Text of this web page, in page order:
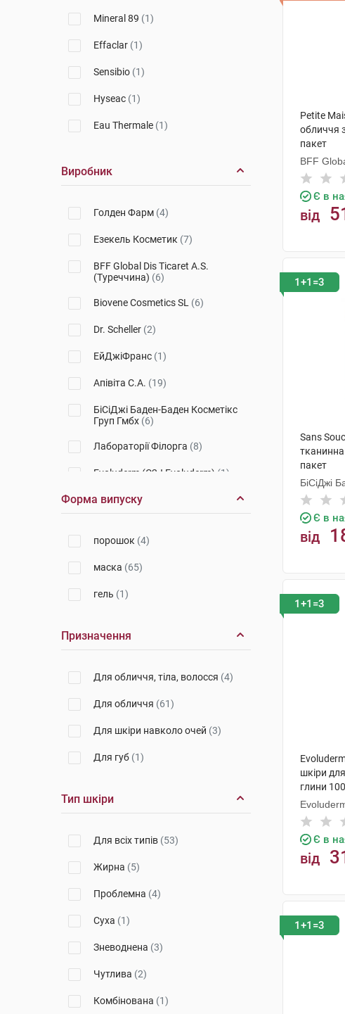
Mineral 89 (1)
Effaclar (1)
Sensibio (1)
Hyseac (1)
Eau Thermale (1)
The Originals
Meso-Mask (1)
Виробник
Голден Фарм (4)
Езекель Косметик (7)
BFF Global Dis Ticaret A.S.
(Туреччина) (6)
Biovene Cosmetics SL (6)
Dr. Scheller (2)
ЕйДжіФранс (1)
Апівіта С.А. (19)
БіСіДжі Баден-Баден Косметікс
Груп Гмбх (6)
Лабораторії Філорга (8)
Evoluderm (C2J Evoluderm) (1)
Косметік Актів Інтернаціональ
(1)
Ля Рош-Позе
НАОС Екобайолоджі
П'єр Фабр Дермо-Косметик
Лабораторії Лієрак
Форма випуску
порошок (4)
маска (65)
гель (1)
Призначення
Для обличчя, тіла, волосся (4)
Для обличчя (61)
Для шкіри навколо очей (3)
Для губ (1)
Тип шкіри
Для всіх типів (53)
Жирна (5)
Проблемна (4)
Суха (1)
Зневоднена (3)
Чутлива (2)
Комбінована (1)
Petite
обличчя
пакет
BFF
Є в
від
1+1=3
Sans
пакет
БіСіДжі
Груп
Є в
від
1+1=3
шкіри
глини
Є в
від
1+1=3